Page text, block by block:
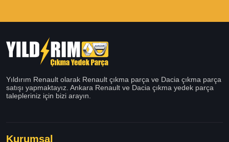
Yıldırım Renault olarak Renault çıkma parça ve Dacia çıkma parça
satışı yapmaktayız. Ankara Renault ve Dacia çıkma yedek parça
talepleriniz için bizi arayın.
Kurumsal